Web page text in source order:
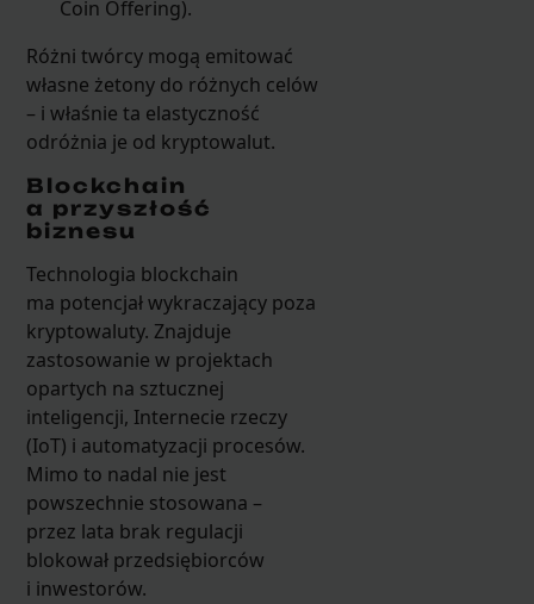
Coin Offering).
Różni twórcy mogą emitować
własne żetony do różnych celów
– i właśnie ta elastyczność
odróżnia je od kryptowalut.
Blockchain
a przyszłość
biznesu
Technologia blockchain
ma potencjał wykraczający poza
kryptowaluty. Znajduje
zastosowanie w projektach
opartych na sztucznej
inteligencji, Internecie rzeczy
(IoT) i automatyzacji procesów.
Mimo to nadal nie jest
powszechnie stosowana –
przez lata brak regulacji
blokował przedsiębiorców
i inwestorów.